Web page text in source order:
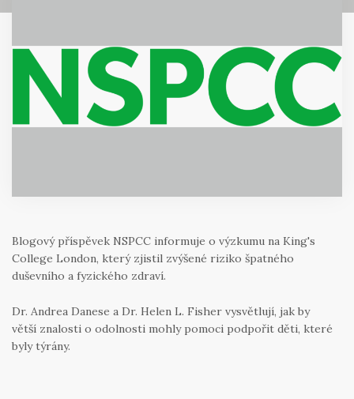
Blogový příspěvek NSPCC informuje o výzkumu na King's
College London, který zjistil zvýšené riziko špatného
duševního a fyzického zdraví.
Dr. Andrea Danese a Dr. Helen L. Fisher vysvětlují, jak by
větší znalosti o odolnosti mohly pomoci podpořit děti, které
byly týrány.